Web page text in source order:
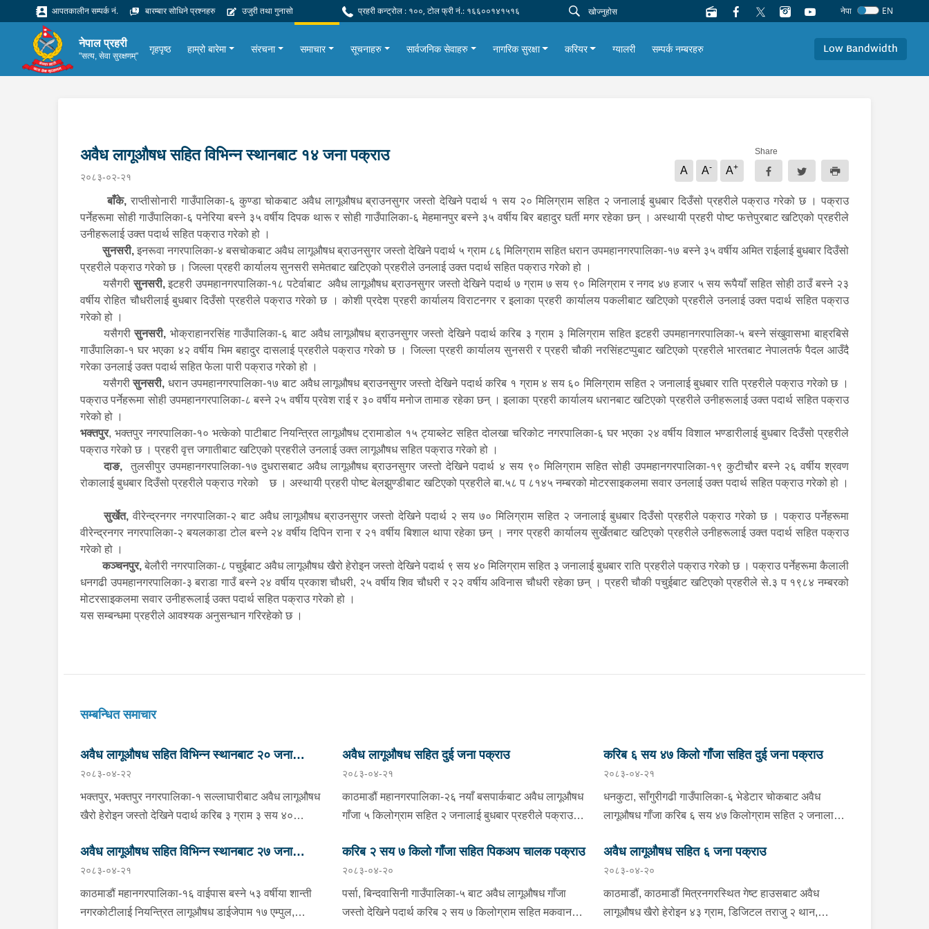
आपतकालीन सम्पर्क नं. बारम्बार सोधिने प्रश्नहरु उजुरी तथा गुनासो प्रहरी कन्ट्रोल : १००, टोल फ्री नं.: १६६००१४१५१६ नेपा EN
नेपाल प्रहरी
"सत्य, सेवा सुरक्षणम्"
गृहपृष्ठ हाम्रो बारेमा संरचना समाचार सूचनाहरु सार्वजनिक सेवाहरु नागरिक सुरक्षा करियर ग्यालरी सम्पर्क नम्बरहरु Low Bandwidth
अवैध लागूऔषध सहित विभिन्न स्थानबाट १४ जना पक्राउ
२०८३-०२-२१
A A- A+
Share
बाँके, राप्तीसोनारी गाउँपालिका-६ कुण्डा चोकबाट अवैध लागूऔषध ब्राउनसुगर जस्तो देखिने पदार्थ १ सय २० मिलिग्राम सहित २ जनालाई बुधबार दिउँसो प्रहरीले पक्राउ गरेको छ । पक्राउ
पर्नेहरूमा सोही गाउँपालिका-६ पनेरिया बस्ने ३५ वर्षीय दिपक थारू र सोही गाउँपालिका-६ मेहमानपुर बस्ने ३५ वर्षीय बिर बहादुर घर्ती मगर रहेका छन् । अस्थायी प्रहरी पोष्ट फत्तेपुरबाट खटिएको प्रहरीले
उनीहरूलाई उक्त पदार्थ सहित पक्राउ गरेको हो ।
सुनसरी,इनरूवा नगरपालिका-४ बसचोकबाट अवैध लागूऔषध ब्राउनसुगर जस्तो देखिने पदार्थ ५ ग्राम ८६ मिलिग्राम सहित धरान उपमहानगरपालिका-१७ बस्ने ३५ वर्षीय अमित राईलाई बुधबार दिउँसो
प्रहरीले पक्राउ गरेको छ । जिल्ला प्रहरी कार्यालय सुनसरी समेतबाट खटिएको प्रहरीले उनलाई उक्त पदार्थ सहित पक्राउ गरेको हो ।
यसैगरीसुनसरी,इटहरी उपमहानगरपालिका-१८ पटेर्वाबाट अवैध लागूऔषध ब्राउनसुगर जस्तो देखिने पदार्थ ७ ग्राम ७ सय ९० मिलिग्राम र नगद ४७ हजार ५ सय रूपैयाँ सहित सोही ठाउँ बस्ने २३
वर्षीय रोहित चौधरीलाई बुधबार दिउँसो प्रहरीले पक्राउ गरेको छ । कोशी प्रदेश प्रहरी कार्यालय विराटनगर र इलाका प्रहरी कार्यालय पकलीबाट खटिएको प्रहरीले उनलाई उक्त पदार्थ सहित पक्राउ
गरेको हो ।
यसैगरीसुनसरी, भोक्राहानरसिंह गाउँपालिका-६ बाट अवैध लागूऔषध ब्राउनसुगर जस्तो देखिने पदार्थ करिब ३ ग्राम ३ मिलिग्राम सहित इटहरी उपमहानगरपालिका-५ बस्ने संखुवासभा बाह्रबिसे
गाउँपालिका-१ घर भएका ४२ वर्षीय भिम बहादुर दासलाई प्रहरीले पक्राउ गरेको छ । जिल्ला प्रहरी कार्यालय सुनसरी र प्रहरी चौकी नरसिंहटप्पुबाट खटिएको प्रहरीले भारतबाट नेपालतर्फ पैदल आउँदै
गरेका उनलाई उक्त पदार्थ सहित फेला पारी पक्राउ गरेको हो ।
यसैगरीसुनसरी, धरान उपमहानगरपालिका-१७ बाट अवैध लागूऔषध ब्राउनसुगर जस्तो देखिने पदार्थ करिब १ ग्राम ४ सय ६० मिलिग्राम सहित २ जनालाई बुधबार राति प्रहरीले पक्राउ गरेको छ ।
पक्राउ पर्नेहरूमा सोही उपमहानगरपालिका-८ बस्ने २५ वर्षीय प्रवेश राई र ३० वर्षीय मनोज तामाङ रहेका छन् । इलाका प्रहरी कार्यालय धरानबाट खटिएको प्रहरीले उनीहरूलाई उक्त पदार्थ सहित पक्राउ
गरेको हो ।
भक्तपुर, भक्तपुर नगरपालिका-१० भत्केको पाटीबाट नियन्त्रित लागूऔषध ट्रामाडोल १५ ट्याब्लेट सहित दोलखा चरिकोट नगरपालिका-६ घर भएका २४ वर्षीय विशाल भण्डारीलाई बुधबार दिउँसो प्रहरीले
पक्राउ गरेको छ । प्रहरी वृत्त जगातीबाट खटिएको प्रहरीले उनलाई उक्त लागूऔषध सहित पक्राउ गरेको हो ।
दाङ, तुलसीपुर उपमहानगरपालिका-१७ दुधरासबाट अवैध लागूऔषध ब्राउनसुगर जस्तो देखिने पदार्थ ४ सय ९० मिलिग्राम सहित सोही उपमहानगरपालिका-१९ कुटीचौर बस्ने २६ वर्षीय श्रवण
रोकालाई बुधबार दिउँसो प्रहरीले पक्राउ गरेको छ । अस्थायी प्रहरी पोष्ट बेलझुण्डीबाट खटिएको प्रहरीले बा.५८ प ८१४५ नम्बरको मोटरसाइकलमा सवार उनलाई उक्त पदार्थ सहित पक्राउ गरेको हो ।
सुर्खेत, वीरेन्द्रनगर नगरपालिका-२ बाट अवैध लागूऔषध ब्राउनसुगर जस्तो देखिने पदार्थ २ सय ७० मिलिग्राम सहित २ जनालाई बुधबार दिउँसो प्रहरीले पक्राउ गरेको छ । पक्राउ पर्नेहरूमा
वीरेन्द्रनगर नगरपालिका-२ बयलकाडा टोल बस्ने २४ वर्षीय दिपिन राना र २१ वर्षीय बिशाल थापा रहेका छन् । नगर प्रहरी कार्यालय सुर्खेतबाट खटिएको प्रहरीले उनीहरूलाई उक्त पदार्थ सहित पक्राउ
गरेको हो ।
कञ्चनपुर, बेलौरी नगरपालिका-८ पचुईबाट अवैध लागूऔषध खैरो हेरोइन जस्तो देखिने पदार्थ ९ सय ४० मिलिग्राम सहित ३ जनालाई बुधबार राति प्रहरीले पक्राउ गरेको छ । पक्राउ पर्नेहरूमा कैलाली
धनगढी उपमहानगरपालिका-३ बराडा गाउँ बस्ने २४ वर्षीय प्रकाश चौधरी, २५ वर्षीय शिव चौधरी र २२ वर्षीय अविनास चौधरी रहेका छन् । प्रहरी चौकी पचुईबाट खटिएको प्रहरीले से.३ प १९८४ नम्बरको
मोटरसाइकलमा सवार उनीहरूलाई उक्त पदार्थ सहित पक्राउ गरेको हो ।
यस सम्बन्धमा प्रहरीले आवश्यक अनुसन्धान गरिरहेको छ ।
सम्बन्धित समाचार
अवैध लागूऔषध सहित विभिन्न स्थानबाट २० जना
पक्राउ
२०८३-०४-२२
भक्तपुर, भक्तपुर नगरपालिका-१ सल्लाघारीबाट अवैध लागूऔषध
खैरो हेरोइन जस्तो देखिने पदार्थ करिब ३ ग्राम ३ सय ४०
१९ वर्षीय सुहान रम्तेललाई बिहीबार साँझ प्रहरीले पक्राउ गरेको
छ । प्रहरी वृत्त जगातीबाट खटिएको प्रहरीले बा.प्र.०२-०४५ प
३७८८ नम्बरको मोटरसाइकलमा सवार उनलाई उक्त पदार्थ सहित
पक्राउ गरेको हो । यसैगरी भक्तपुर, मध्यपुर थिमी
अवैध लागूऔषध सहित दुई जना पक्राउ
२०८३-०४-२१
काठमाडौं महानगरपालिका-२६ नयाँ बसपार्कबाट अवैध लागूऔषध
गाँजा ५ किलोग्राम सहित २ जनालाई बुधबार प्रहरीले पक्राउ
भएका ४३ वर्षीय RENKU MEHEN र भारत उत्तर प्रदेश
जोया ठेगाना भएका ३२ वर्षीय MOHAMMAD HASNAIN
रहेका छन् । लागूऔषध नियन्त्रण ब्यूरो कोटेश्वरबाट खटिएको
प्रहरीले उनीहरूलाई उक्त गाँजा सहित पक्राउ गरेको हो । थप
करिब ६ सय ४७ किलो गाँजा सहित दुई जना पक्राउ
२०८३-०४-२१
धनकुटा, साँगुरीगढी गाउँपालिका-६ भेडेटार चोकबाट अवैध
लागूऔषध गाँजा करिब ६ सय ४७ किलोग्राम सहित २ जनालाई
मकवानपुर कैलाश गाउँपालिका-३ बस्ने २७ वर्षीय उमेश थिङ
तामाङ र धनकुटा शहिदभूमि गाउँपालिका-१ बस्ने ३६ वर्षीय
तुलाराम राई रहेका छन् । इलाका प्रहरी कार्यालय भेडेटारबाट
खटिएको प्रहरीले विराटनगरतर्फ जाँदै गरेको ना.३ ख ५०९५
अवैध लागूऔषध सहित विभिन्न स्थानबाट २७ जना
पक्राउ
२०८३-०४-२१
काठमाडौं महानगरपालिका-१६ वाईपास बस्ने ५३ वर्षीया शान्ती
नगरकोटीलाई नियन्त्रित लागूऔषध डाईजेपाम १७ एम्पुल,
करिब २ सय ७ किलो गाँजा सहित पिकअप चालक पक्राउ
२०८३-०४-२०
पर्सा, बिन्दवासिनी गाउँपालिका-५ बाट अवैध लागूऔषध गाँजा
जस्तो देखिने पदार्थ करिब २ सय ७ किलोग्राम सहित मकवानपुर
अवैध लागूऔषध सहित ६ जना पक्राउ
२०८३-०४-२०
काठमाडौं, काठमाडौं मित्रनगरस्थित गेष्ट हाउसबाट अवैध
लागूऔषध खैरो हेरोइन ४३ ग्राम, डिजिटल तराजु २ थान,